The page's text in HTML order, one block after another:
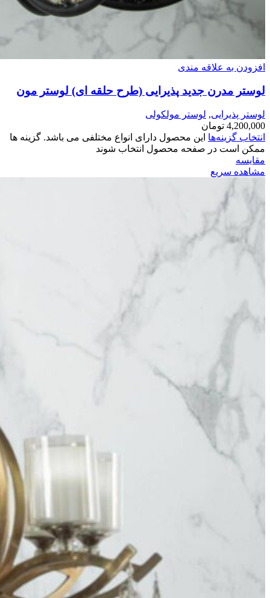
افزودن به علاقه مندی
لوستر مدرن جدید پذیرایی (طرح حلقه ای) لوستر مون
لوستر پذیرایی, لوستر مولکولی
4,200,000 تومان
انتخاب گزینه‌ها این محصول دارای انواع مختلفی می باشد. گزینه ها
ممکن است در صفحه محصول انتخاب شوند
مقایسه
مشاهده سریع